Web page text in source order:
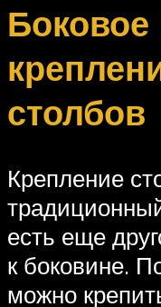
Боковое
столбов
Крепление
есть еще
к боковине.
можно